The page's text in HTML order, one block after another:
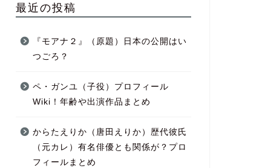
最近の投稿
『モアナ２』（原題）日本の公開はい
つごろ？
ペ・ガンユ（子役）プロフィール
Wiki！年齢や出演作品まとめ
からたえりか（唐田えりか）歴代彼氏
（元カレ）有名俳優とも関係が？プロ
フィールまとめ